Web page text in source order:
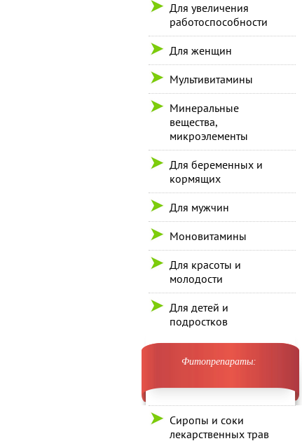
Для увеличения
работоспособности
Для женщин
Мультивитамины
Минеральные
вещества,
микроэлементы
Для беременных и
кормящих
Для мужчин
Моновитамины
Для красоты и
молодости
Для детей и
подростков
Фитопрепараты:
Сиропы и соки
лекарственных трав